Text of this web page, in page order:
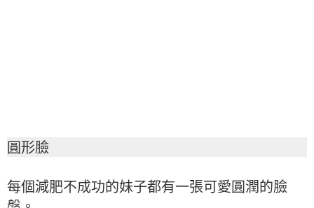
圓形臉
每個減肥不成功的妹子都有一張可愛圓潤的臉